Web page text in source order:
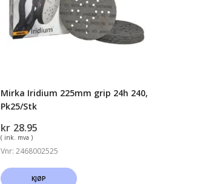
24h
240,
Pk25/Stk
Mirka Iridium 225mm grip 24h 240,
Pk25/Stk
kr 28.95
( ink. mva )
Vnr: 2468002525
KJØP